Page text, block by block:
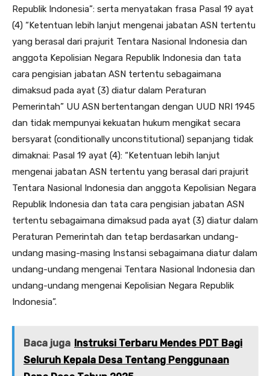
Republik Indonesia”: serta menyatakan frasa Pasal 19 ayat
(4) “Ketentuan lebih lanjut mengenai jabatan ASN tertentu
yang berasal dari prajurit Tentara Nasional Indonesia dan
anggota Kepolisian Negara Republik Indonesia dan tata
cara pengisian jabatan ASN tertentu sebagaimana
dimaksud pada ayat (3) diatur dalam Peraturan
Pemerintah” UU ASN bertentangan dengan UUD NRI 1945
dan tidak mempunyai kekuatan hukum mengikat secara
bersyarat (conditionally unconstitutional) sepanjang tidak
dimaknai: Pasal 19 ayat (4): “Ketentuan lebih lanjut
mengenai jabatan ASN tertentu yang berasal dari prajurit
Tentara Nasional Indonesia dan anggota Kepolisian Negara
Republik Indonesia dan tata cara pengisian jabatan ASN
tertentu sebagaimana dimaksud pada ayat (3) diatur dalam
Peraturan Pemerintah dan tetap berdasarkan undang-
undang masing-masing Instansi sebagaimana diatur dalam
undang-undang mengenai Tentara Nasional Indonesia dan
undang-undang mengenai Kepolisian Negara Republik
Indonesia”.
Baca juga Instruksi Terbaru Mendes PDT Bagi
Seluruh Kepala Desa Tentang Penggunaan